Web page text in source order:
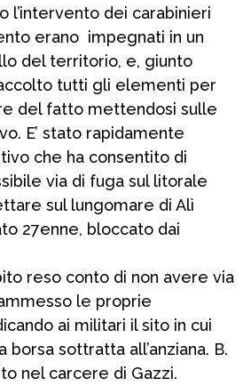
l’intervento dei carabinieri
erano impegnati in un
del territorio, e, giunto
tutti gli elementi per
del fatto mettendosi sulle
E’ stato rapidamente
che ha consentito di
via di fuga sul litorale
sul lungomare di Alì
27enne, bloccato dai
reso conto di non avere via
le proprie
ai militari il sito in cui
sottratta all’anziana. B.
nel carcere di Gazzi.